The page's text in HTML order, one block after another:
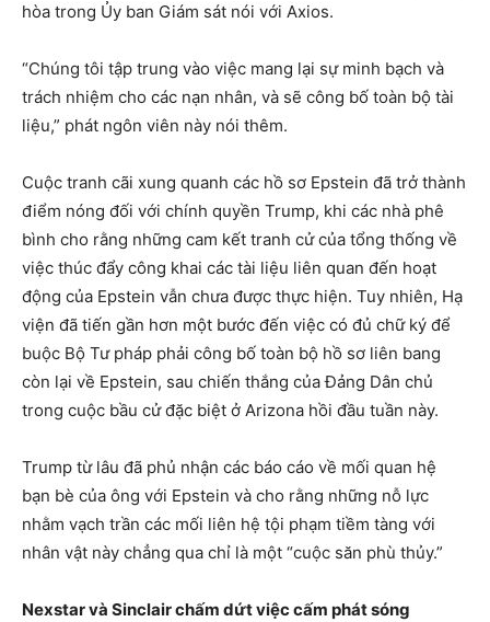
hòa trong Ủy ban Giám sát nói với Axios.
“Chúng tôi tập trung vào việc mang lại sự minh bạch và
trách nhiệm cho các nạn nhân, và sẽ công bố toàn bộ tài
liệu,” phát ngôn viên này nói thêm.
Cuộc tranh cãi xung quanh các hồ sơ Epstein đã trở thành
điểm nóng đối với chính quyền Trump, khi các nhà phê
bình cho rằng những cam kết tranh cử của tổng thống về
việc thúc đẩy công khai các tài liệu liên quan đến hoạt
động của Epstein vẫn chưa được thực hiện. Tuy nhiên, Hạ
viện đã tiến gần hơn một bước đến việc có đủ chữ ký để
buộc Bộ Tư pháp phải công bố toàn bộ hồ sơ liên bang
còn lại về Epstein, sau chiến thắng của Đảng Dân chủ
trong cuộc bầu cử đặc biệt ở Arizona hồi đầu tuần này.
Trump từ lâu đã phủ nhận các báo cáo về mối quan hệ
bạn bè của ông với Epstein và cho rằng những nỗ lực
nhằm vạch trần các mối liên hệ tội phạm tiềm tàng với
nhân vật này chẳng qua chỉ là một “cuộc săn phù thủy.”
Nexstar và Sinclair chấm dứt việc cấm phát sóng